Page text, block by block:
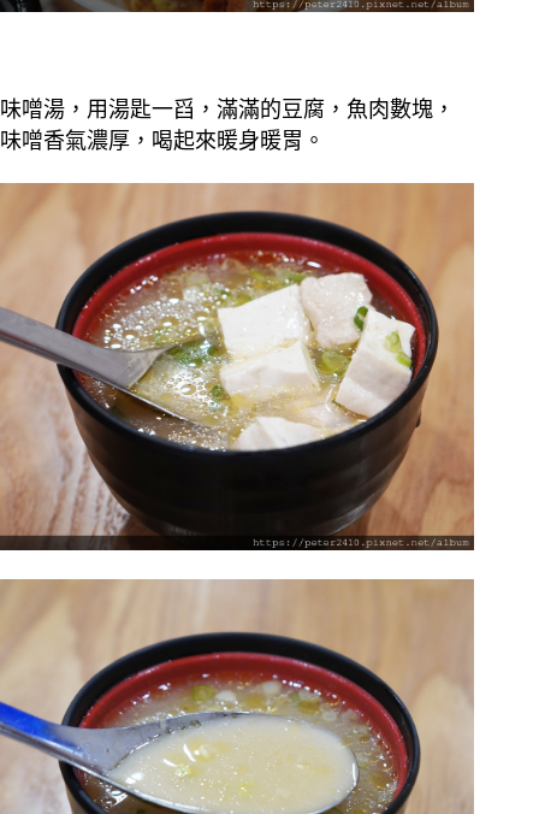
味噌湯，用湯匙一舀，滿滿的豆腐，魚肉數塊，
味噌香氣濃厚，喝起來暖身暖胃。